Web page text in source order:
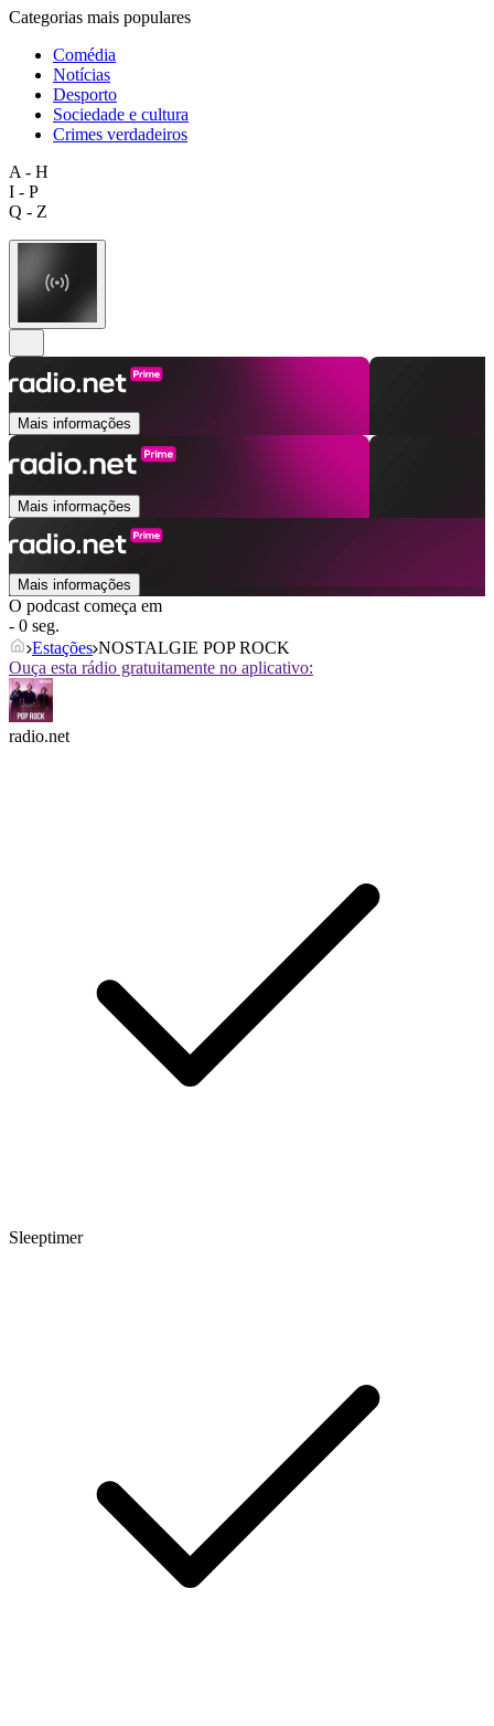
Categorias mais populares
Comédia
Notícias
Desporto
Sociedade e cultura
Crimes verdadeiros
A - H
I - P
Q - Z
Mais informações
Mais informações
Mais informações
O podcast começa em
- 0 seg.
Estações NOSTALGIE POP ROCK
Ouça esta rádio gratuitamente no aplicativo:
radio.net
Sleeptimer